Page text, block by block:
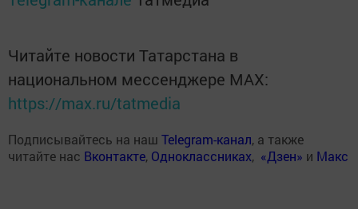
Читайте новости Татарстана в
национальном мессенджере MАХ:
https://max.ru/tatmedia
Подписывайтесь на наш Telegram-канал, а также
читайте нас Вконтакте, Одноклассниках, «Дзен» и Макс